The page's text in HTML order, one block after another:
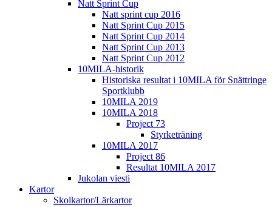
Natt Sprint Cup
Natt sprint cup 2016
Natt Sprint Cup 2015
Natt Sprint Cup 2014
Natt Sprint Cup 2013
Natt Sprint Cup 2012
10MILA-historik
Historiska resultat i 10MILA för Snättringe
Sportklubb
10MILA 2019
10MILA 2018
Project 73
Styrketräning
10MILA 2017
Project 86
Resultat 10MILA 2017
Jukolan viesti
Kartor
Skolkartor/Lärkartor